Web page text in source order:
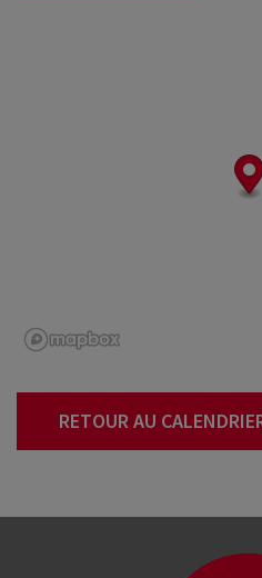
RETOUR AU